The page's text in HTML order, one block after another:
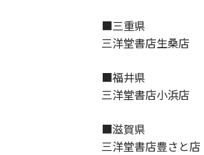
■三重県
三洋堂書店生桑店
■福井県
三洋堂書店小浜店
■滋賀県
三洋堂書店豊さと店